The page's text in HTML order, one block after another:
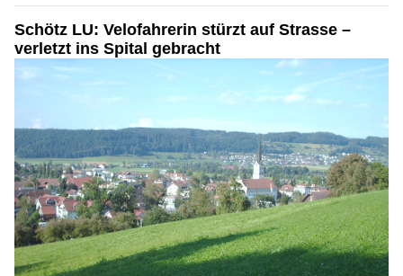
Schötz LU: Velofahrerin stürzt auf Strasse –
verletzt ins Spital gebracht